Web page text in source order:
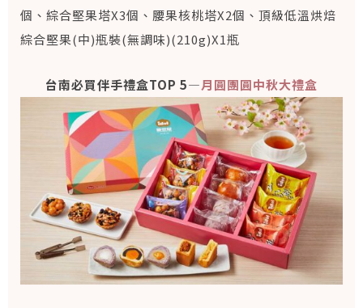
個、綜合堅果塔X3個、腰果核桃塔X2個、頂級低溫烘焙
綜合堅果(中)瓶裝(無調味)(210g)X1瓶
台南必買伴手禮盒TOP 5—月圓團圓中秋大禮盒